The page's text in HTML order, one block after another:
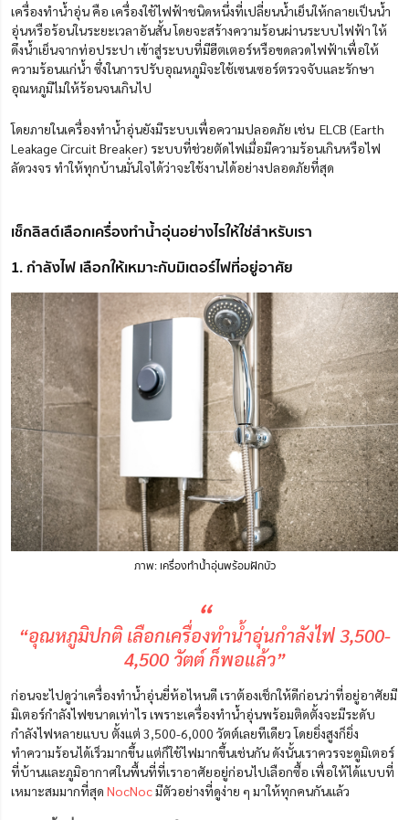
เครื่องทำน้ำอุ่น คือ เครื่องใช้ไฟฟ้าชนิดหนึ่งที่เปลี่ยนน้ำเย็นให้กลายเป็นน้ำ
อุ่นหรือร้อนในระยะเวลาอันสั้น โดยจะสร้างความร้อนผ่านระบบไฟฟ้า ให้
ดึงน้ำเย็นจากท่อประปา เข้าสู่ระบบที่มีฮีตเตอร์หรือขดลวดไฟฟ้าเพื่อให้
ความร้อนแก่น้ำ ซึ่งในการปรับอุณหภูมิจะใช้เซนเซอร์ตรวจจับและรักษา
อุณหภูมิไม่ให้ร้อนจนเกินไป
โดยภายในเครื่องทำน้ำอุ่นยังมีระบบเพื่อความปลอดภัย เช่น ELCB (Earth
Leakage Circuit Breaker) ระบบที่ช่วยตัดไฟเมื่อมีความร้อนเกินหรือไฟ
ลัดวงจร ทำให้ทุกบ้านมั่นใจได้ว่าจะใช้งานได้อย่างปลอดภัยที่สุด
เช็กลิสต์เลือกเครื่องทำน้ำอุ่นอย่างไรให้ใช่สำหรับเรา
1. กำลังไฟ เลือกให้เหมาะกับมิเตอร์ไฟที่อยู่อาศัย
ภาพ: เครื่องทำน้ำอุ่นพร้อมฝักบัว
“
“อุณหภูมิปกติ เลือกเครื่องทำน้ำอุ่นกำลังไฟ 3,500-
4,500 วัตต์ ก็พอแล้ว”
ก่อนจะไปดูว่าเครื่องทําน้ำอุ่นยี่ห้อไหนดี เราต้องเช็กให้ดีก่อนว่าที่อยู่อาศัยมี
มิเตอร์กำลังไฟขนาดเท่าไร เพราะเครื่องทำน้ำอุ่นพร้อมติดตั้งจะมีระดับ
กำลังไฟหลายแบบ ตั้งแต่ 3,500-6,000 วัตต์เลยทีเดียว โดยยิ่งสูงก็ยิ่ง
ทำความร้อนได้เร็วมากขึ้น แต่ก็ใช้ไฟมากขึ้นเช่นกัน ดังนั้นเราควรจะดูมิเตอร์
ที่บ้านและภูมิอากาศในพื้นที่ที่เราอาศัยอยู่ก่อนไปเลือกซื้อ เพื่อให้ได้แบบที่
เหมาะสมมากที่สุด NocNocมีตัวอย่างที่ดูง่าย ๆ มาให้ทุกคนกันแล้ว